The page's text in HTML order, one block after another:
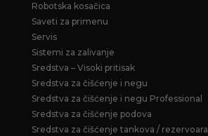
Robotska kosačica
Saveti za primenu
Servis
Sistemi za zalivanje
Sredstva – Visoki pritisak
Sredstva za čišćenje i negu
Sredstva za čišćenje i negu Professional
Sredstva za čišćenje podova
Sredstva za čišćenje tankova / rezervoara